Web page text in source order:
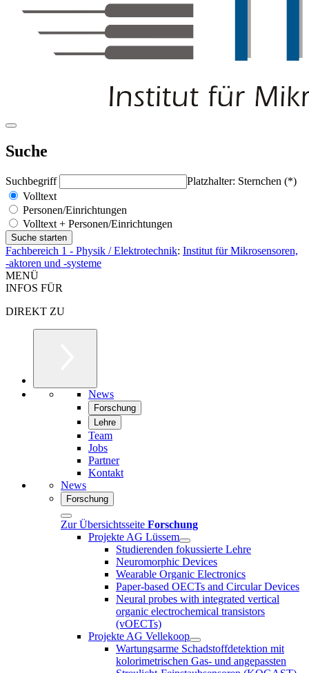
Suche
Suchbegriff
Platzhalter: Sternchen (*)
Volltext
Personen/Einrichtungen
Volltext + Personen/Einrichtungen
Fachbereich 1 - Physik / Elektrotechnik: Institut für Mikrosensoren,
-aktoren und -systeme
MENÜ
INFOS FÜR
DIREKT ZU
News
Forschung
Lehre
Team
Jobs
Partner
Kontakt
News
Forschung
Zur Übersichtsseite Forschung
Projekte AG Lüssem
Studierenden fokussierte Lehre
Neuromorphic Devices
Wearable Organic Electronics
Paper-based OECTs and Circular Devices
Neural probes with integrated vertical
organic electrochemical transistors
(vOECTs)
Projekte AG Vellekoop
Wartungsarme Schadstoffdetektion mit
kolorimetrischen Gas- und angepassten